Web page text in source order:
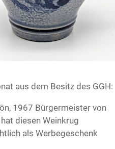
aus dem Besitz des GGH:
1967 Bürgermeister von
diesen Weinkrug
als Werbegeschenk